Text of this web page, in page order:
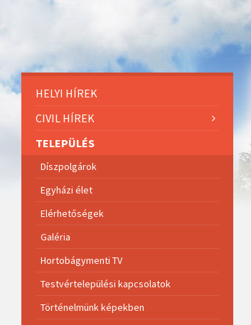
HELYI HÍREK
CIVIL HÍREK
TELEPÜLÉS
Díszpolgárok
Egyházi élet
Elérhetőségek
Galéria
Hortobágymenti TV
Testvértelepülési kapcsolatok
Történelmünk képekben